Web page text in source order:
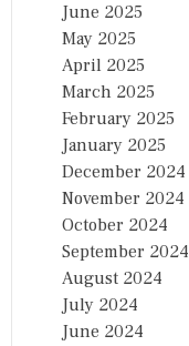
June 2025
May 2025
April 2025
March 2025
February 2025
January 2025
December 2024
November 2024
October 2024
September 2024
August 2024
July 2024
June 2024